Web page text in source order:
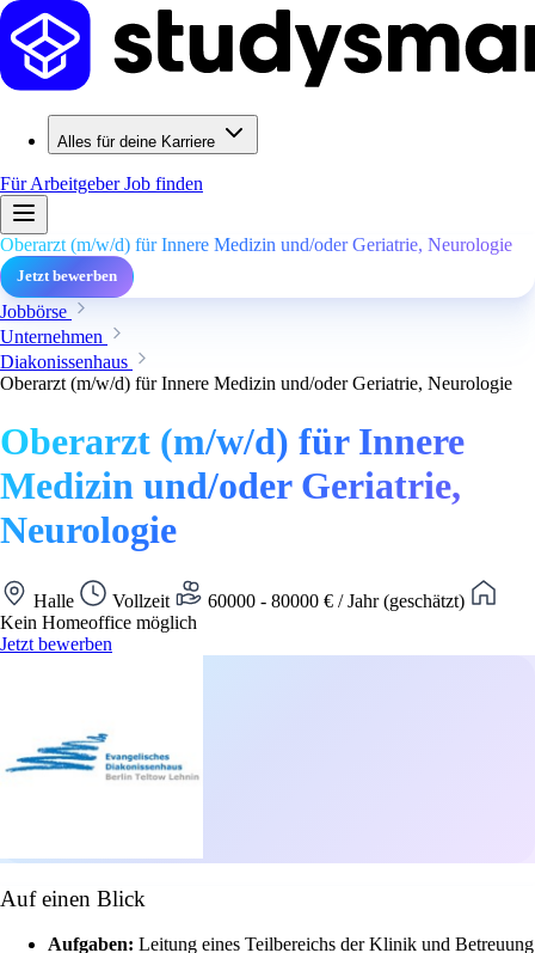
Alles für deine Karriere
Für ArbeitgeberJob finden
Oberarzt (m/w/d) für Innere Medizin und/oder Geriatrie, Neurologie
Jetzt bewerben
Jobbörse
Unternehmen
Diakonissenhaus
Oberarzt (m/w/d) für Innere Medizin und/oder Geriatrie, Neurologie
Oberarzt (m/w/d) für Innere
Medizin und/oder Geriatrie,
Neurologie
Halle Vollzeit
60000 - 80000 € / Jahr (geschätzt)
Kein Homeoffice möglich
Jetzt bewerben
Auf einen Blick
Aufgaben: Leitung eines Teilbereichs der Klinik und Betreuung